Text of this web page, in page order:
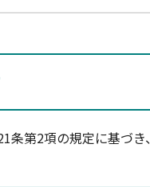
第2項の規定に基づ